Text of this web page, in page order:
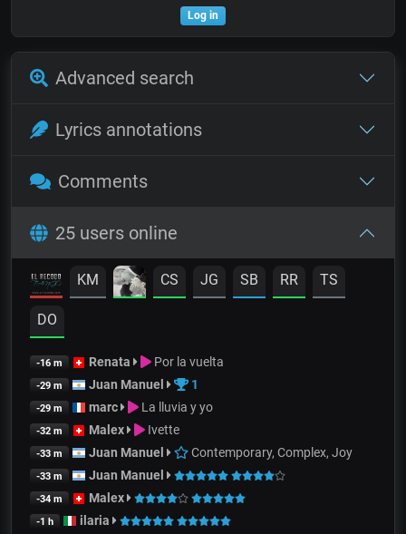
Log in
Advanced search
Lyrics annotations
Comments
25 users online
KM CS JG SB RR TS
DO
-16 m Renata Por la vuelta
-29 m Juan Manuel 1
-29 m marc La lluvia y yo
-32 m Malex Ivette
-33 m Juan Manuel Contemporary, Complex, Joy
-33 m Juan Manuel
-34 m Malex
-1 h ilaria